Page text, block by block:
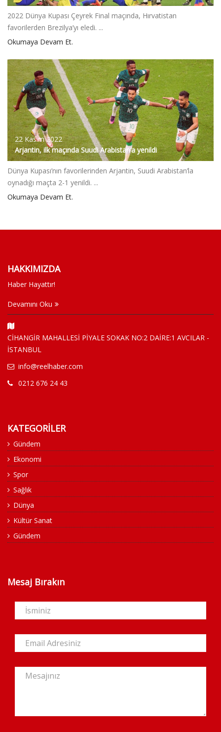
2022 Dünya Kupası Çeyrek Final maçında, Hırvatistan
favorilerden Brezilya’yı eledi. ...
Okumaya Devam Et.
22 Kasım 2022
Arjantin, ilk maçında Suudi Arabistan’a yenildi
Dünya Kupası’nın favorilerinden Arjantin, Suudi Arabistan’la
oynadığı maçta 2-1 yenildi. ...
Okumaya Devam Et.
HAKKIMIZDA
Haber Hayattır!
Devamını Oku
CİHANGİR MAHALLESİ PİYALE SOKAK NO:2 DAİRE:1 AVCILAR -
İSTANBUL
info@reelhaber.com
0212 676 24 43
KATEGORİLER
Gündem
Ekonomi
Spor
Sağlık
Dünya
Kültür Sanat
Gündem
Mesaj Bırakın